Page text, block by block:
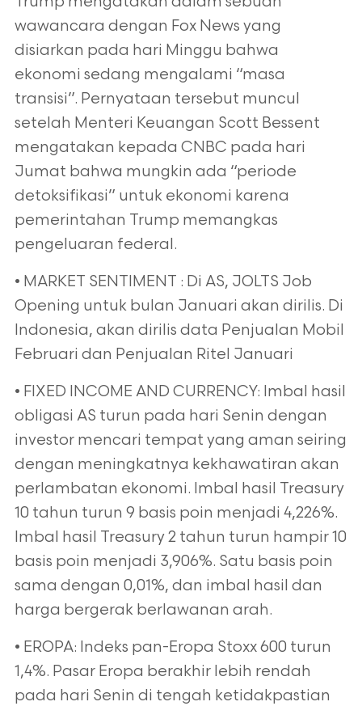
wawancara dengan Fox News yang
disiarkan pada hari Minggu bahwa
ekonomi sedang mengalami “masa
transisi”. Pernyataan tersebut muncul
setelah Menteri Keuangan Scott Bessent
mengatakan kepada CNBC pada hari
Jumat bahwa mungkin ada “periode
detoksifikasi” untuk ekonomi karena
pemerintahan Trump memangkas
pengeluaran federal.
• MARKET SENTIMENT : Di AS, JOLTS Job
Opening untuk bulan Januari akan dirilis. Di
Indonesia, akan dirilis data Penjualan Mobil
Februari dan Penjualan Ritel Januari
• FIXED INCOME AND CURRENCY: Imbal hasil
obligasi AS turun pada hari Senin dengan
investor mencari tempat yang aman seiring
dengan meningkatnya kekhawatiran akan
perlambatan ekonomi. Imbal hasil Treasury
10 tahun turun 9 basis poin menjadi 4,226%.
Imbal hasil Treasury 2 tahun turun hampir 10
basis poin menjadi 3,906%. Satu basis poin
sama dengan 0,01%, dan imbal hasil dan
harga bergerak berlawanan arah.
• EROPA: Indeks pan-Eropa Stoxx 600 turun
1,4%. Pasar Eropa berakhir lebih rendah
pada hari Senin di tengah ketidakpastian